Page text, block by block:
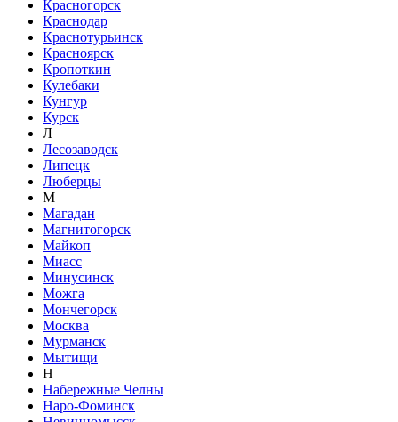
Красногорск
Краснодар
Краснотурьинск
Красноярск
Кропоткин
Кулебаки
Кунгур
Курск
Л
Лесозаводск
Липецк
Люберцы
М
Магадан
Магнитогорск
Майкоп
Миасс
Минусинск
Можга
Мончегорск
Москва
Мурманск
Мытищи
Н
Набережные Челны
Наро-Фоминск